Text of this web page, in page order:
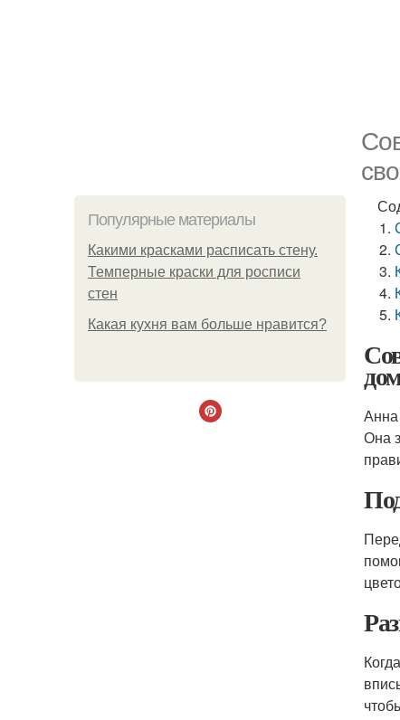
Популярные материалы
Какими красками расписать стену.
Темперные краски для росписи
стен
Какая кухня вам больше нравится?
Она